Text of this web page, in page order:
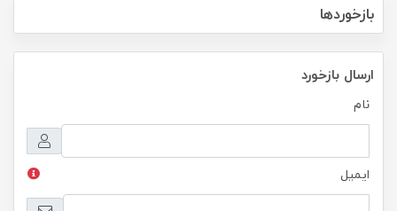
بازخوردها
ارسال بازخورد
نام
ایمیل